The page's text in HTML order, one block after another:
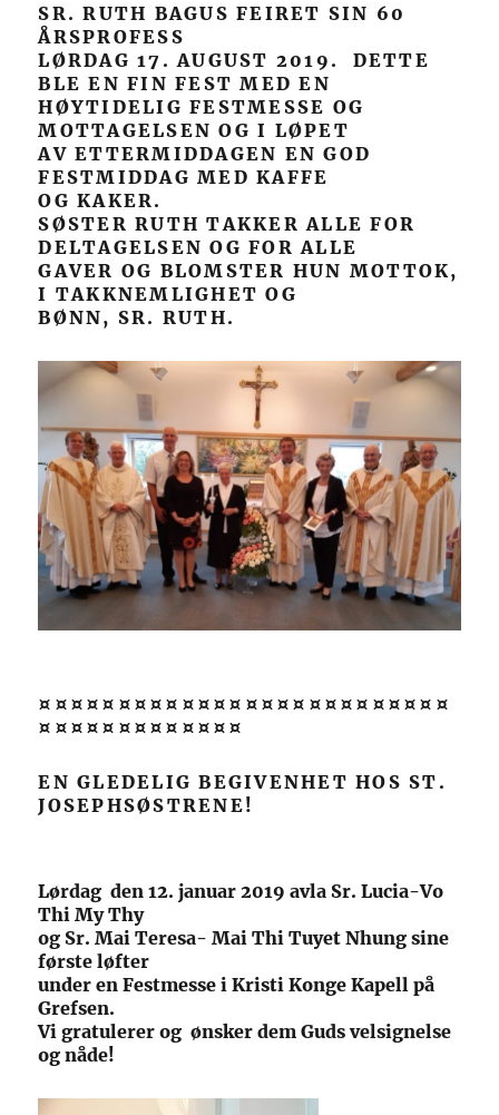
SR. RUTH BAGUS FEIRET SIN 60
ÅRSPROFESS
LØRDAG 17. AUGUST 2019. DETTE
BLE EN FIN FEST MED EN
HØYTIDELIG FESTMESSE OG
MOTTAGELSEN OG I LØPET
AV ETTERMIDDAGEN EN GOD
FESTMIDDAG MED KAFFE
OG KAKER.
SØSTER RUTH TAKKER ALLE FOR
DELTAGELSEN OG FOR ALLE
GAVER OG BLOMSTER HUN MOTTOK,
I TAKKNEMLIGHET OG
BØNN, SR. RUTH.
¤¤¤¤¤¤¤¤¤¤¤¤¤¤¤¤¤¤¤¤¤¤¤¤¤¤
¤¤¤¤¤¤¤¤¤¤¤¤¤
EN GLEDELIG BEGIVENHET HOS ST.
JOSEPHSØSTRENE!
Lørdag den 12. januar 2019 avla Sr. Lucia-Vo
Thi My Thy
og Sr. Mai Teresa- Mai Thi Tuyet Nhung sine
første løfter
under en Festmesse i Kristi Konge Kapell på
Grefsen.
Vi gratulerer og ønsker dem Guds velsignelse
og nåde!